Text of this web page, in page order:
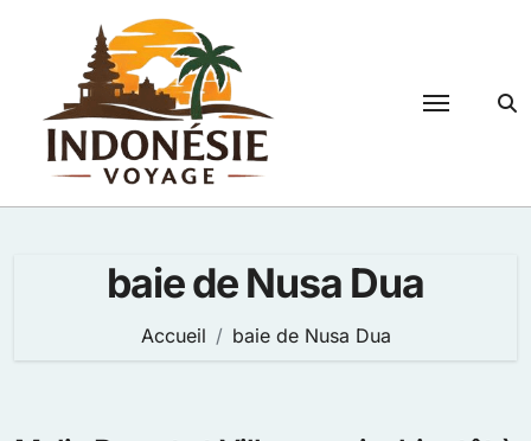
baie de Nusa Dua
Accueil baie de Nusa Dua